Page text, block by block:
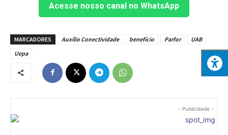
Acesse nosso canal no WhatsApp
MARCADORES Auxílio Conectividade benefício Parfor
UAB
Uepa
- Publicidade -